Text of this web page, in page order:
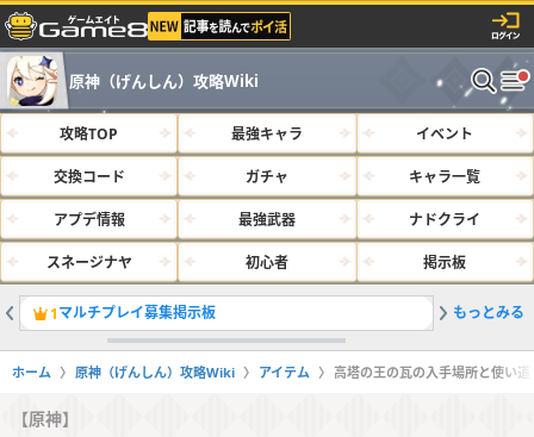
原神（げんしん）攻略Wiki
攻略TOP 最強キャラ イベント
交換コード ガチャ キャラ一覧
アプデ情報 最強武器 ナドクライ
スネージナヤ 初心者 掲示板
1マルチプレイ募集掲示板 2最新交
もっとみる
ホーム 原神（げんしん）攻略Wiki アイテム 高塔の王の瓦の入手場所と使い道
【原神】